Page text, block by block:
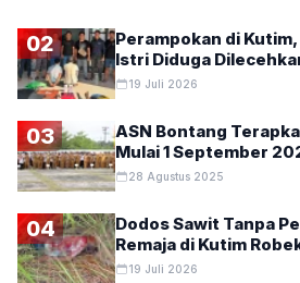
02
Perampokan di
Istri Diduga
19 Juli 2026
03
ASN Bontang
Mulai 1 September
28 Agustus 2025
04
Dodos Sawit Tanpa
Remaja di Kutim
19 Juli 2026